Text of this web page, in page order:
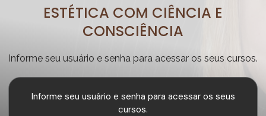
ESTÉTICA COM CIÊNCIA E
CONSCIÊNCIA
Informe seu usuário e senha para acessar os seus cursos.
Informe seu usuário e senha para acessar os seus
cursos.